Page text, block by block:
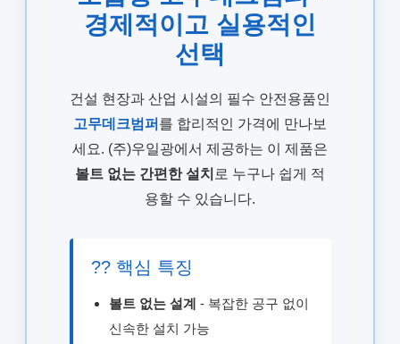
경제적이고 실용적인
선택
건설 현장과 산업 시설의 필수 안전용품인
고무데크범퍼 를 합리적인 가격에 만나보
세요. (주)우일광에서 제공하는 이 제품은
볼트 없는 간편한 설치 로 누구나 쉽게 적
용할 수 있습니다.
?? 핵심 특징
볼트 없는 설계 - 복잡한 공구 없이
신속한 설치 가능